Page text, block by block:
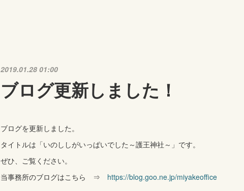
2019.01.28 01:00
ブログ更新しました！
ブログを更新しました。
タイトルは「いのししがいっぱいでした～護王神社～」です。
ぜひ、ご覧ください。
当事務所のブログはこちら ⇒ https://blog.goo.ne.jp/miyakeoffice